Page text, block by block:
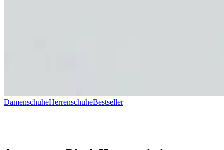
DamenschuheHerrenschuheBestseller